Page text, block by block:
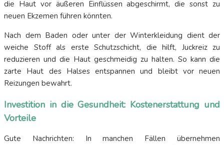
die Haut vor äußeren Einflüssen abgeschirmt, die sonst zu
neuen Ekzemen führen könnten.
Nach dem Baden oder unter der Winterkleidung dient der
weiche Stoff als erste Schutzschicht, die hilft, Juckreiz zu
reduzieren und die Haut geschmeidig zu halten. So kann die
zarte Haut des Halses entspannen und bleibt vor neuen
Reizungen bewahrt.
Investition in die Gesundheit: Kostenerstattung und
Vorteile
Gute Nachrichten: In manchen Fällen übernehmen